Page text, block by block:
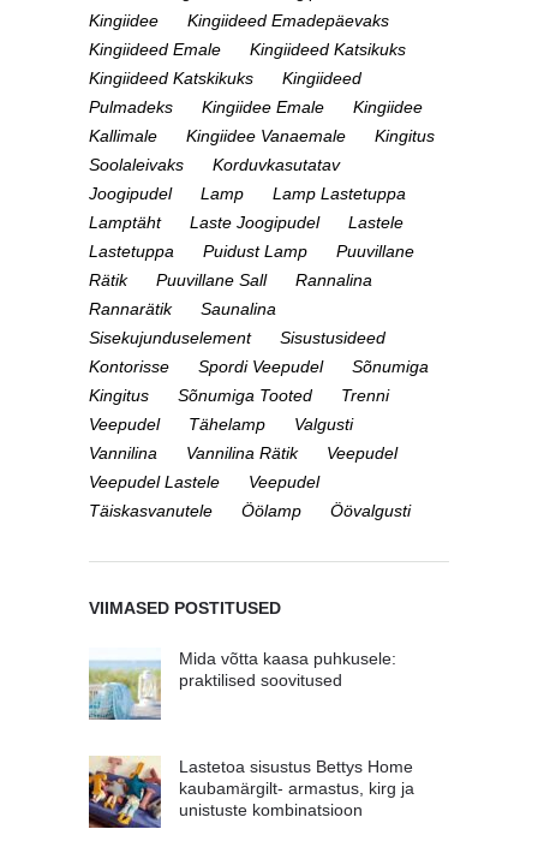
Kingiidee
Kingiideed Emadepäevaks
Kingiideed Emale
Kingiideed Katsikuks
Kingiideed Katskikuks
Kingiideed
Pulmadeks
Kingiidee Emale
Kingiidee
Kallimale
Kingiidee Vanaemale
Kingitus
Soolaleivaks
Korduvkasutatav
Joogipudel
Lamp
Lamp Lastetuppa
Lamptäht
Laste Joogipudel
Lastele
Lastetuppa
Puidust Lamp
Puuvillane
Rätik
Puuvillane Sall
Rannalina
Rannarätik
Saunalina
Sisekujunduselement
Sisustusideed
Kontorisse
Spordi Veepudel
Sõnumiga
Kingitus
Sõnumiga Tooted
Trenni
Veepudel
Tähelamp
Valgusti
Vannilina
Vannilina Rätik
Veepudel
Veepudel Lastele
Veepudel
Täiskasvanutele
Öölamp Öövalgusti
VIIMASED POSTITUSED
Mida võtta kaasa puhkusele:
praktilised soovitused
Lastetoa sisustus Bettys Home
kaubamärgilt- armastus, kirg ja
unistuste kombinatsioon